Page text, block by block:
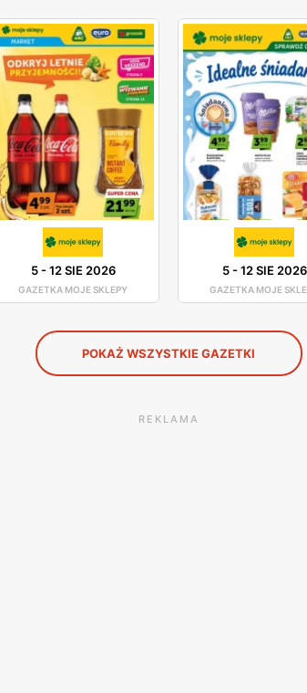
5-12 SIE 2026
GAZETKA MOJE SKLEPY
5-12 SIE 2026
GAZETKA MOJE
POKAŻ WSZYSTKIE GAZETKI
REKLAMA